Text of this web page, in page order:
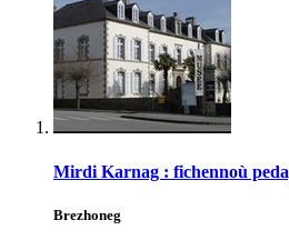
Mirdi Karnag : fichennoù
Brezhoneg